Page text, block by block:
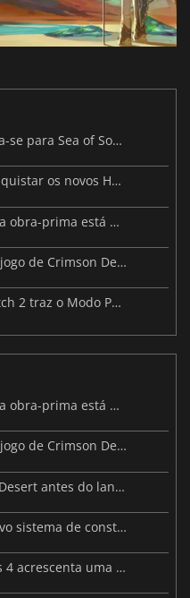
Hollow Knight: Silksong prepara-se para Sea of Sorrow com um patch
A Invasão dos Illuminados: Conquistar os novos Helldivers 2 Atualização!
GTA VI: Para além dos atrasos, a obra-prima está quase a chegar
Pearl Abyss revela imagens de jogo de Crimson Desert para a PS5
A atualização da Nintendo Switch 2 traz o Modo Portátil aos jogos mais antigos da Switch
GTA VI: Para além dos atrasos, a obra-prima está quase a chegar
Pearl Abyss revela imagens de jogo de Crimson Desert para a PS5
A controvérsia atinge Crimson Desert antes do lançamento
Subnautica 2 apresenta um novo sistema de construção de bases
O primeiro DLC de Borderlands 4 acrescenta uma nova personagem e muito mais